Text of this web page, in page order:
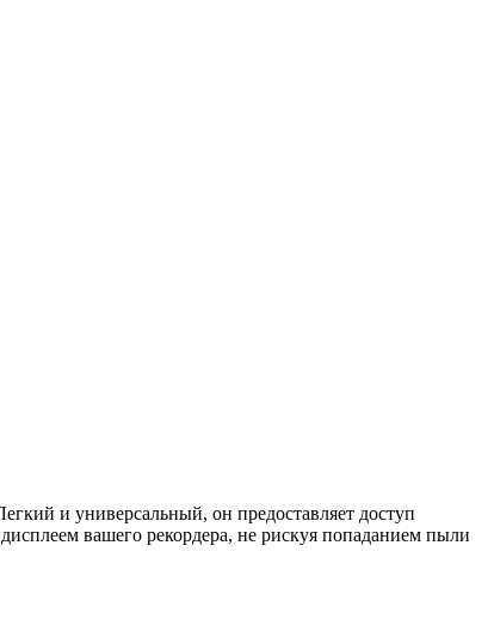
и универсальный, он предоставляет доступ
вашего рекордера, не рискуя попаданием пыли